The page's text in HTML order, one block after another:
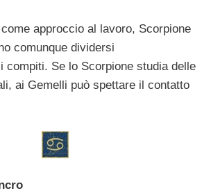
approccio al lavoro, Scorpione
comunque dividersi
compiti. Se lo Scorpione studia delle
ai Gemelli può spettare il contatto